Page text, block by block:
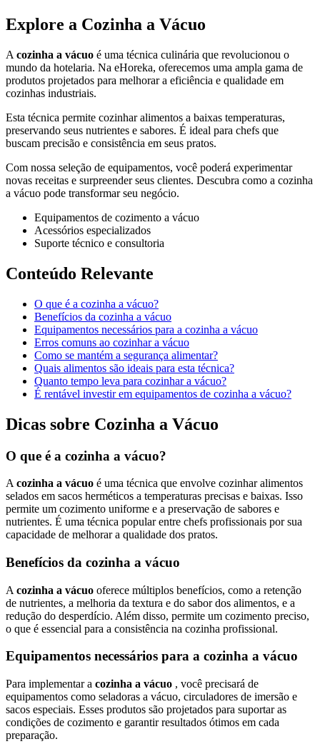
Explore a Cozinha a Vácuo
A cozinha a vácuo é uma técnica culinária que revolucionou o
mundo da hotelaria. Na eHoreka, oferecemos uma ampla gama de
produtos projetados para melhorar a eficiência e qualidade em
cozinhas industriais.
Esta técnica permite cozinhar alimentos a baixas temperaturas,
preservando seus nutrientes e sabores. É ideal para chefs que
buscam precisão e consistência em seus pratos.
Com nossa seleção de equipamentos, você poderá experimentar
novas receitas e surpreender seus clientes. Descubra como a cozinha
a vácuo pode transformar seu negócio.
Equipamentos de cozimento a vácuo
Acessórios especializados
Suporte técnico e consultoria
Conteúdo Relevante
O que é a cozinha a vácuo?
Benefícios da cozinha a vácuo
Equipamentos necessários para a cozinha a vácuo
Erros comuns ao cozinhar a vácuo
Como se mantém a segurança alimentar?
Quais alimentos são ideais para esta técnica?
Quanto tempo leva para cozinhar a vácuo?
É rentável investir em equipamentos de cozinha a vácuo?
Dicas sobre Cozinha a Vácuo
O que é a cozinha a vácuo?
A cozinha a vácuo é uma técnica que envolve cozinhar alimentos
selados em sacos herméticos a temperaturas precisas e baixas. Isso
permite um cozimento uniforme e a preservação de sabores e
nutrientes. É uma técnica popular entre chefs profissionais por sua
capacidade de melhorar a qualidade dos pratos.
Benefícios da cozinha a vácuo
A cozinha a vácuo oferece múltiplos benefícios, como a retenção
de nutrientes, a melhoria da textura e do sabor dos alimentos, e a
redução do desperdício. Além disso, permite um cozimento preciso,
o que é essencial para a consistência na cozinha profissional.
Equipamentos necessários para a cozinha a vácuo
Para implementar a cozinha a vácuo , você precisará de
equipamentos como seladoras a vácuo, circuladores de imersão e
sacos especiais. Esses produtos são projetados para suportar as
condições de cozimento e garantir resultados ótimos em cada
preparação.